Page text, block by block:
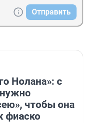
Отправить
Нолана»: с
чтобы она
фиаско